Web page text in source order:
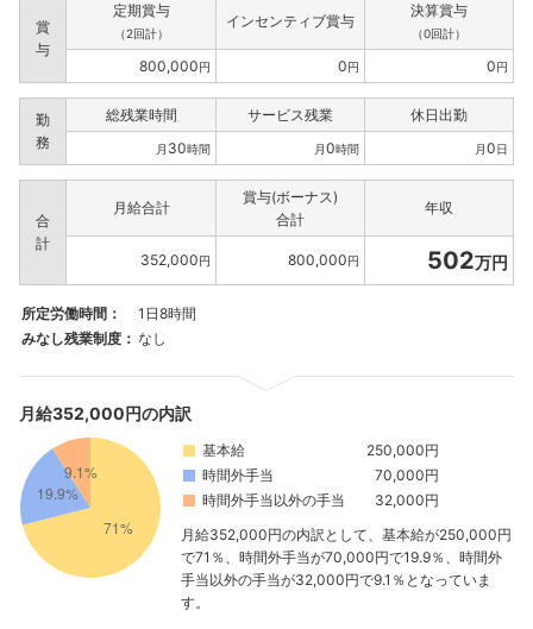
フォローしました
こちらの企業もフォローしませんか？
賞
与
定期賞与
（2回計）
インセンティブ賞与
決算賞与
（0回計）
800,000円 0円 0円
勤
務
総残業時間 サービス残業 休日出勤
月 30時間 月0時間 月0日
合
計
月給合計
賞与(ボーナス)
合計
年収
352,000円 800,000円 502万円
所定労働時間：
1日8時間
みなし残業制度： なし
月給352,000円の内訳
基本給
250,000円
時間外手当
70,000円
時間外手当以外の手当
32,000円
月給352,000円の内訳として、基本給が250,000円
で71％、時間外手当が70,000円で19.9％、時間外
手当以外の手当が32,000円で9.1％となっていま
す。